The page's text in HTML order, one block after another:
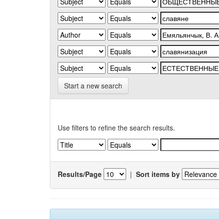
Start a new search
Use filters to refine the search results.
Results/Page | Sort items by